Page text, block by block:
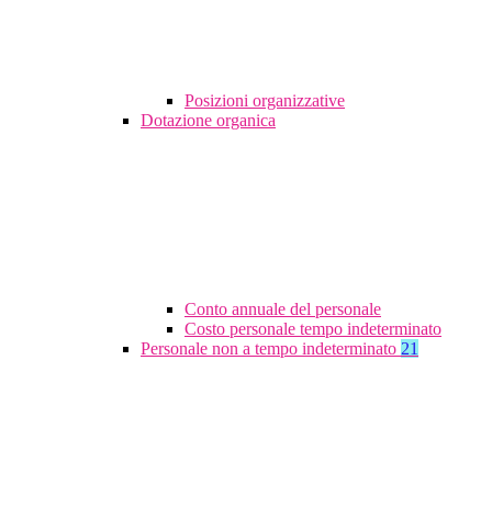
Posizioni organizzative
Dotazione organica
Conto annuale del personale
Costo personale tempo indeterminato
Personale non a tempo indeterminato 21